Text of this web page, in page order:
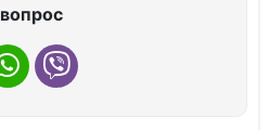
вопрос